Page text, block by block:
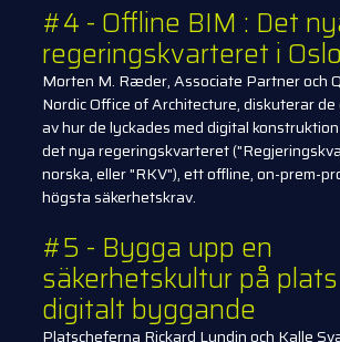
#4 - Offline BIM : Det
regeringskvarteret i
Morten M. Ræder, Associate Partner och
Nordic Office of Architecture, diskuterar
av hur de lyckades med digital
det nya regeringskvarteret
norska, eller "RKV"), ett offline, on-prem-
högsta säkerhetskrav.
#5 - Bygga upp en
säkerhetskultur på
digitalt byggande
Platscheferna Rickard Lundin och Kalle